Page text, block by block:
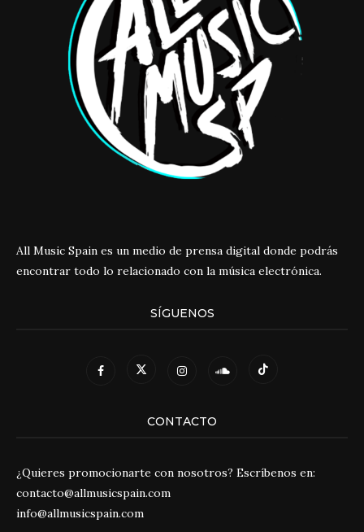
All Music Spain es un medio de prensa digital donde podrás
encontrar todo lo relacionado con la música electrónica.
SÍGUENOS
CONTACTO
¿Quieres promocionarte con nosotros? Escríbenos en:
contacto@allmusicspain.com
info@allmusicspain.com